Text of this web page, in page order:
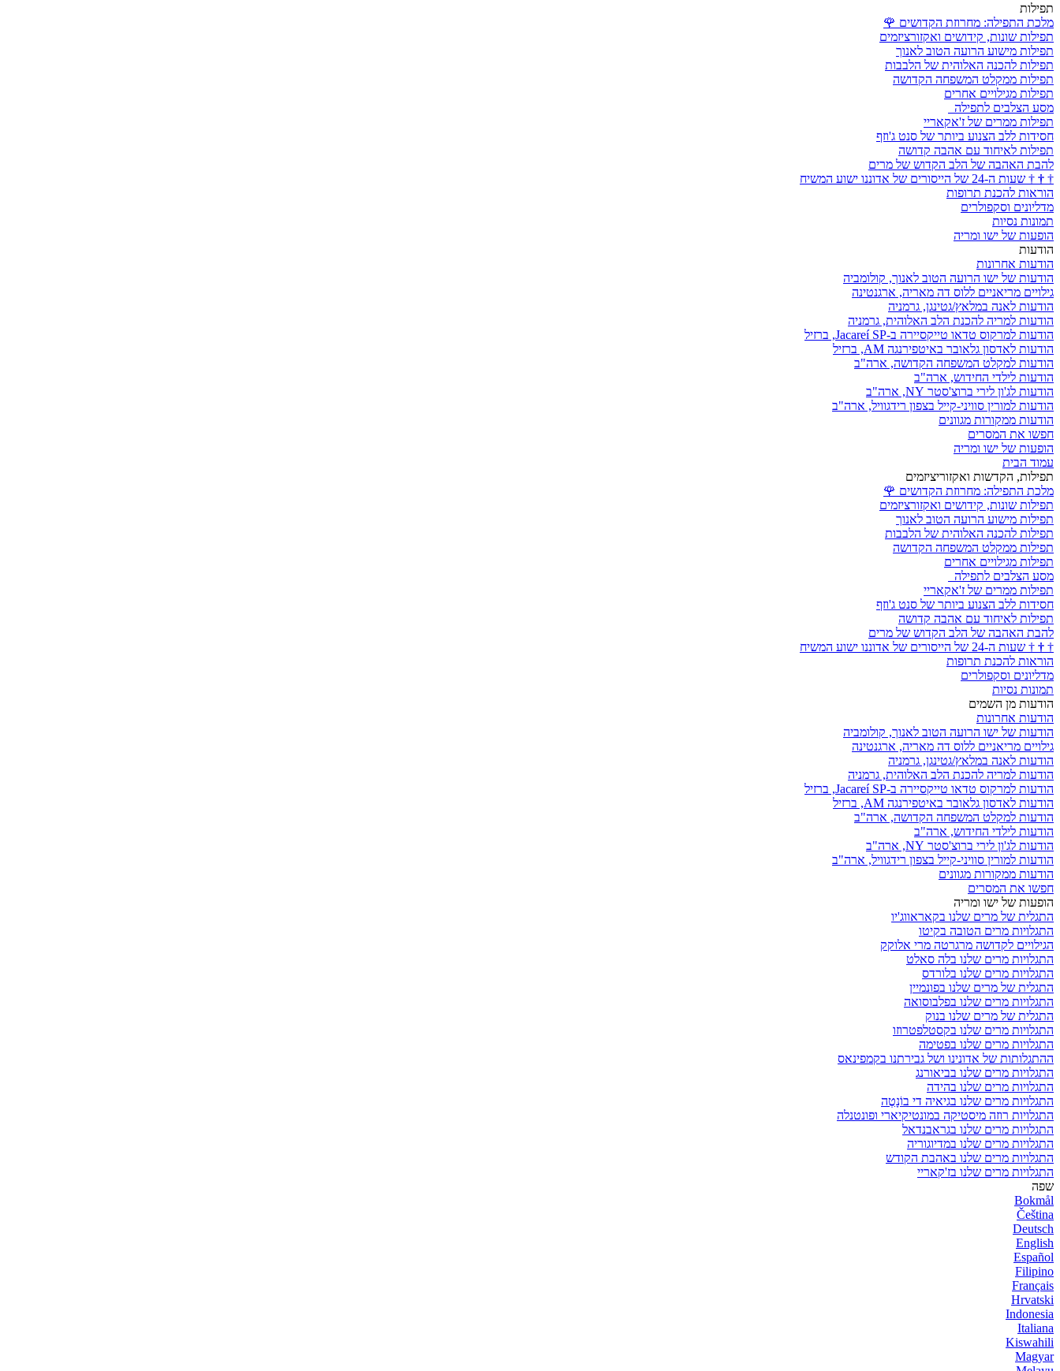
תפילות
מלכת התפילה: מחרוזת הקדושים 🌹
תפילות שונות, קידושים ואקזורציזמים
תפילות מישוע הרועה הטוב לאנוך
תפילות להכנה האלוהית של הלבבות
תפילות ממקלט המשפחה הקדושה
תפילות מגילויים אחרים
מסע הצלבים לתפילה
תפילות ממרים של ז'אקאריי
חסידות ללב הצנוע ביותר של סנט ג'וזף
תפילות לאיחוד עם אהבה קדושה
להבת האהבה של הלב הקדוש של מרים
†
†
† שעות ה-24 של הייסורים של אדוננו ישוע המשיח
הוראות להכנת תרופות
מדליונים וסקפולרים
תמונות נסיות
הופעות של ישו ומריה
הודעות
הודעות אחרונות
הודעות של ישו הרועה הטוב לאנוך, קולומביה
גילויים מריאניים ללוס דה מאריה, ארגנטינה
הודעות לאנה במלאץ/גטינגן, גרמניה
הודעות למריה להכנת הלב האלוהית, גרמניה
הודעות למרקוס טדאו טייקסיירה ב-Jacareí SP, ברזיל
הודעות לאדסון גלאובר באיטפירנגה AM, ברזיל
הודעות למקלט המשפחה הקדושה, ארה"ב
הודעות לילדי החידוש, ארה"ב
הודעות לג'ון לירי ברוצ'סטר NY, ארה"ב
הודעות למורין סוויני-קייל בצפון רידגוויל, ארה"ב
הודעות ממקורות מגוונים
חפשו את המסרים
הופעות של ישו ומריה
עמוד הבית
תפילות, הקדשות ואקזוריציזמים
מלכת התפילה: מחרוזת הקדושים 🌹
תפילות שונות, קידושים ואקזורציזמים
תפילות מישוע הרועה הטוב לאנוך
תפילות להכנה האלוהית של הלבבות
תפילות ממקלט המשפחה הקדושה
תפילות מגילויים אחרים
מסע הצלבים לתפילה
תפילות ממרים של ז'אקאריי
חסידות ללב הצנוע ביותר של סנט ג'וזף
תפילות לאיחוד עם אהבה קדושה
להבת האהבה של הלב הקדוש של מרים
†
†
† שעות ה-24 של הייסורים של אדוננו ישוע המשיח
הוראות להכנת תרופות
מדליונים וסקפולרים
תמונות נסיות
הודעות מן השמים
הודעות אחרונות
הודעות של ישו הרועה הטוב לאנוך, קולומביה
גילויים מריאניים ללוס דה מאריה, ארגנטינה
הודעות לאנה במלאץ/גטינגן, גרמניה
הודעות למריה להכנת הלב האלוהית, גרמניה
הודעות למרקוס טדאו טייקסיירה ב-Jacareí SP, ברזיל
הודעות לאדסון גלאובר באיטפירנגה AM, ברזיל
הודעות למקלט המשפחה הקדושה, ארה"ב
הודעות לילדי החידוש, ארה"ב
הודעות לג'ון לירי ברוצ'סטר NY, ארה"ב
הודעות למורין סוויני-קייל בצפון רידגוויל, ארה"ב
הודעות ממקורות מגוונים
חפשו את המסרים
הופעות של ישו ומריה
התגלית של מרים שלנו בקאראווג'יו
התגלויות מרים הטובה בקיטו
הגילויים לקדושה מרגרטה מרי אלוקק
התגלויות מרים שלנו בלה סאלט
התגלויות מרים שלנו בלורדס
התגלית של מרים שלנו בפונמיין
התגלויות מרים שלנו בפלבוסואה
התגלית של מרים שלנו בנוק
התגלויות מרים שלנו בקסטלפטרוזו
התגלויות מרים שלנו בפטימה
ההתגלותות של אדונינו ושל גבירתנו בקמפינאס
התגלויות מרים שלנו בביאורנג
התגלויות מרים שלנו בהידה
התגלויות מרים שלנו בגיאיה די בוֹנָטֶה
התגלויות רוזה מיסטיקה במונטיקיארי ופונטנלה
התגלויות מרים שלנו בגראבנדאל
התגלויות מרים שלנו במדיוגוריה
התגלויות מרים שלנו באהבת הקודש
התגלויות מרים שלנו בז'קאריי
שפה
Bokmål
Čeština
Deutsch
English
Español
Filipino
Français
Hrvatski
Indonesia
Italiana
Kiswahili
Magyar